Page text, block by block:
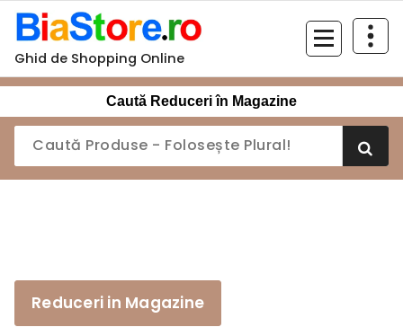
Sari
conținut
Ghid de Shopping Online
Caută Reduceri în Magazine
Reduceri in Magazine